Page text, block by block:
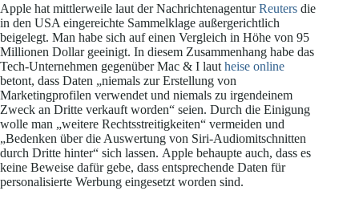
Apple hat mittlerweile laut der NachrichtenagenturReuters die
in den USA eingereichte Sammelklage außergerichtlich
beigelegt. Man habe sich auf einen Vergleich in Höhe von 95
Millionen Dollar geeinigt. In diesem Zusammenhang habe das
Tech-Unternehmen gegenüber Mac & I laut heise online
betont, dass Daten „niemals zur Erstellung von
Marketingprofilen verwendet und niemals zu irgendeinem
Zweck an Dritte verkauft worden“ seien. Durch die Einigung
wolle man „weitere Rechtsstreitigkeiten“ vermeiden und
„Bedenken über die Auswertung von Siri-Audiomitschnitten
durch Dritte hinter“ sich lassen. Apple behaupte auch, dass es
keine Beweise dafür gebe, dass entsprechende Daten für
personalisierte Werbung eingesetzt worden sind.